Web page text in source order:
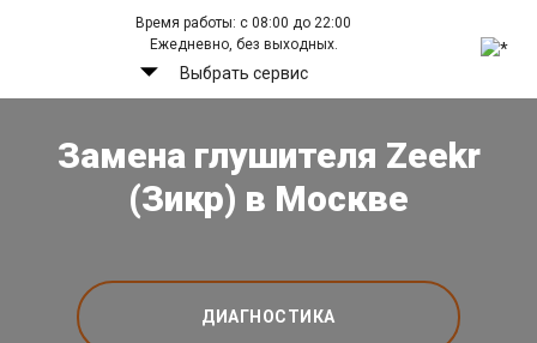
Время работы: с 08:00 до 22:00
Ежедневно, без выходных.
Выбрать сервис
Замена глушителя Zeekr
(Зикр) в Москве
ДИАГНОСТИКА